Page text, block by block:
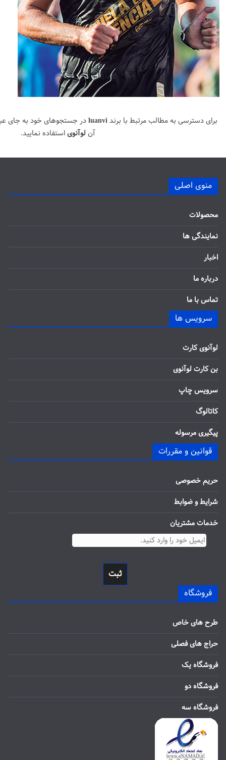
برای دسترسی به مطالب مرتبط با برندluanviدر جستجوهای خود به جای
آن لوآنویاستفاده نمایید.
منوی اصلی
محصولات
نمایندگی ها
اخبار
درباره ما
تماس با ما
سرویس ها
لوآنوی کارت
بن کارت لوآنوی
سرویس چاپ
کاتالوگ
پیگیری مرسوله
قوانین و مقررات
حریم خصوصی
شرایط و ضوابط
خدمات مشتریان
ثبت
فروشگاه
طرح های خاص
حراج های فصلی
فروشگاه یک
فروشگاه دو
فروشگاه سه